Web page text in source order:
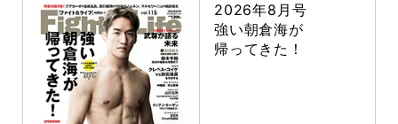
2026年8月号
強い朝倉海が
帰ってきた！